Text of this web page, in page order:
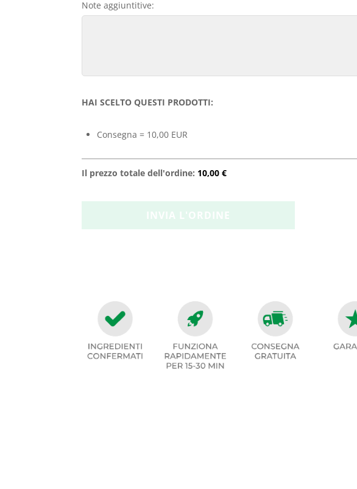
Note aggiuntitive:
HAI SCELTO QUESTI PRODOTTI:
Consegna = 10,00 EUR
Il prezzo totale dell'ordine: 10,00 €